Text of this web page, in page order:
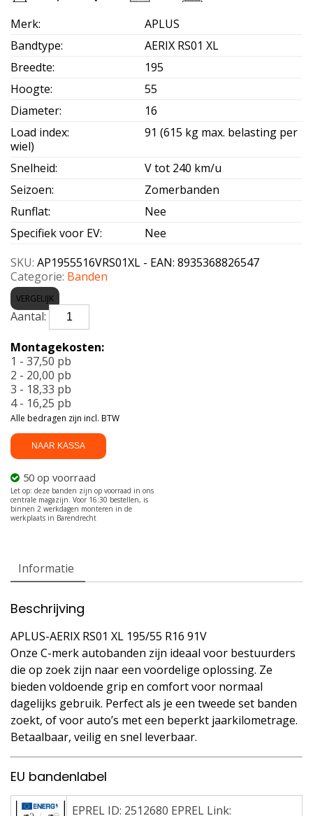
Merk:
APLUS
Bandtype:
AERIX RS01 XL
Breedte:
195
Hoogte:
55
Diameter:
16
Load index:
91 (615 kg max. belasting per
wiel)
Snelheid:
V tot 240 km/u
Seizoen:
Zomerbanden
Runflat:
Nee
Specifiek voor EV:
Nee
SKU: AP1955516VRS01XL - EAN: 8935368826547
Categorie: Banden
VERGELIJK
APLUS-
AERIX
XL
195/55
R16
91V
aantal
NAAR KASSA
50 op voorraad
Montagekosten:
1 - 37,50 pb
2 - 20,00 pb
3 - 18,33 pb
4 - 16,25 pb
Alle bedragen zijn incl. BTW
Informatie
Beschrijving
APLUS-AERIX RS01 XL 195/55 R16 91V
Onze C-merk autobanden zijn ideaal voor bestuurders
die op zoek zijn naar een voordelige oplossing. Ze
bieden voldoende grip en comfort voor normaal
dagelijks gebruik. Perfect als je een tweede set banden
zoekt, of voor auto’s met een beperkt jaarkilometrage.
Betaalbaar, veilig en snel leverbaar.
EU bandenlabel
EPREL ID: 2512680 EPREL Link: